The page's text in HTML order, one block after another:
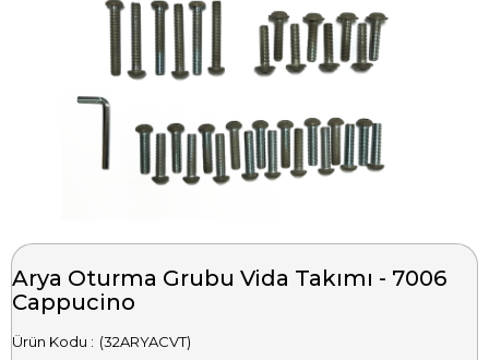
Arya Oturma Grubu Vida Takımı - 7006
Cappucino
(32ARYACVT)